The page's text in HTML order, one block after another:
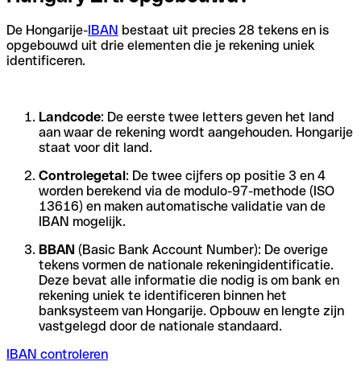
De Hongarije-IBAN bestaat uit precies 28 tekens en is
opgebouwd uit drie elementen die je rekening uniek
identificeren.
Landcode: De eerste twee letters geven het land
aan waar de rekening wordt aangehouden. Hongarije
staat voor dit land.
Controlegetal: De twee cijfers op positie 3 en 4
worden berekend via de modulo-97-methode (ISO
13616) en maken automatische validatie van de
IBAN mogelijk.
BBAN (Basic Bank Account Number): De overige
tekens vormen de nationale rekeningidentificatie.
Deze bevat alle informatie die nodig is om bank en
rekening uniek te identificeren binnen het
banksysteem van Hongarije. Opbouw en lengte zijn
vastgelegd door de nationale standaard.
IBAN controleren